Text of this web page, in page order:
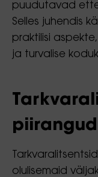
puudutavad
Selles juhendis
praktilisi
ja turvalise
piirangud
olulisemaid